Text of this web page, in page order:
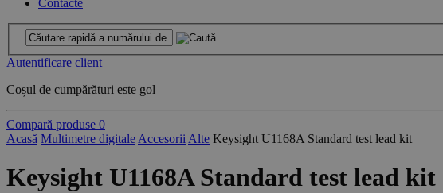
Contacte
Autentificare client
Coșul de cumpărături este gol
Compară produse 0
Acasă Multimetre digitale Accesorii Alte Keysight U1168A Standard test lead kit
Keysight U1168A Standard test lead kit